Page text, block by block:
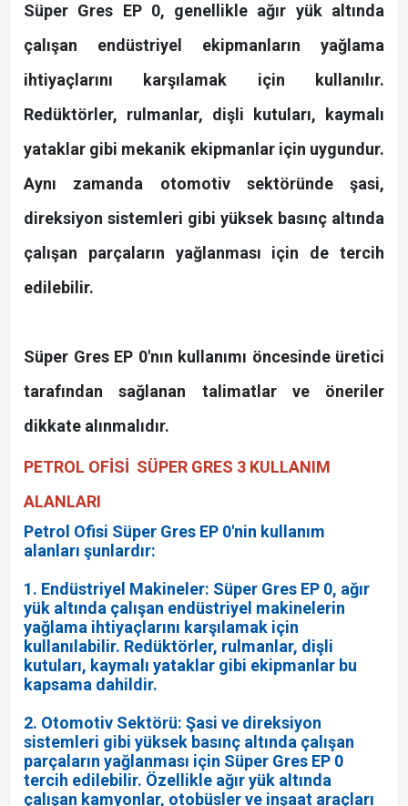
Süper Gres EP 0, genellikle ağır yük altında
çalışan endüstriyel ekipmanların yağlama
ihtiyaçlarını karşılamak için kullanılır.
Redüktörler, rulmanlar, dişli kutuları, kaymalı
yataklar gibi mekanik ekipmanlar için uygundur.
Aynı zamanda otomotiv sektöründe şasi,
direksiyon sistemleri gibi yüksek basınç altında
çalışan parçaların yağlanması için de tercih
edilebilir.
Süper Gres EP 0'nın kullanımı öncesinde üretici
tarafından sağlanan talimatlar ve öneriler
dikkate alınmalıdır.
PETROL OFİSİ SÜPER GRES 3 KULLANIM
ALANLARI
Petrol Ofisi Süper Gres EP 0'nin kullanım
alanları şunlardır:
1. Endüstriyel Makineler: Süper Gres EP 0, ağır
yük altında çalışan endüstriyel makinelerin
yağlama ihtiyaçlarını karşılamak için
kullanılabilir. Redüktörler, rulmanlar, dişli
kutuları, kaymalı yataklar gibi ekipmanlar bu
kapsama dahildir.
2. Otomotiv Sektörü: Şasi ve direksiyon
sistemleri gibi yüksek basınç altında çalışan
parçaların yağlanması için Süper Gres EP 0
tercih edilebilir. Özellikle ağır yük altında
çalışan kamyonlar, otobüsler ve inşaat araçları